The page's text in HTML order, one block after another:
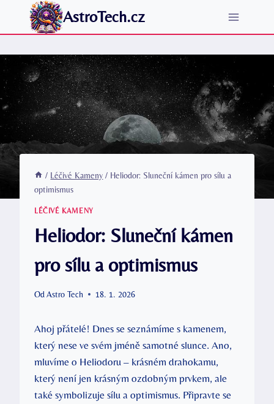
Přeskočit
AstroTech.cz
/ Léčivé Kameny / Heliodor: Sluneční kámen pro sílu a
optimismus
LÉČIVÉ KAMENY
Heliodor: Sluneční kámen
pro sílu a optimismus
Od Astro Tech 18. 1. 2026
Ahoj přátelé! Dnes se seznámíme s kamenem,
který nese ve svém jméně samotné slunce. Ano,
mluvíme o Heliodoru – krásném drahokamu,
který není jen krásným ozdobným prvkem, ale
také symbolizuje sílu a optimismus. Připravte se